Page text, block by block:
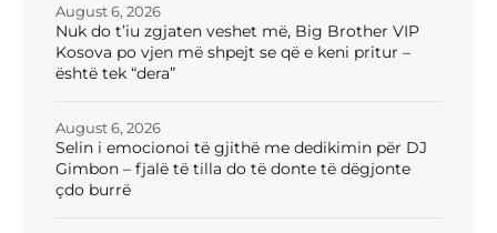
Nuk do t’iu zgjaten veshet më, Big Brother VIP
Kosova po vjen më shpejt se që e keni pritur –
është tek “dera”
August 6, 2026
Selin i emocionoi të gjithë me dedikimin për DJ
Gimbon – fjalë të tilla do të donte të dëgjonte
çdo burrë
August 6, 2026